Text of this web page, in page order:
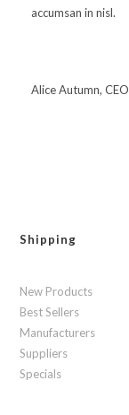
accumsan in nisl.
Alice Autumn, CEO
Shipping
New Products
Best Sellers
Manufacturers
Suppliers
Specials